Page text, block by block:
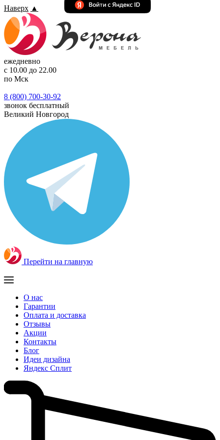
Наверх ▲
ежедневно
с 10.00 до 22.00
по Мск
8 (800) 700-30-92
звонок бесплатный
Великий Новгород
Перейти на главную
О нас
Гарантии
Оплата и доставка
Отзывы
Акции
Контакты
Блог
Идеи дизайна
Яндекс Сплит